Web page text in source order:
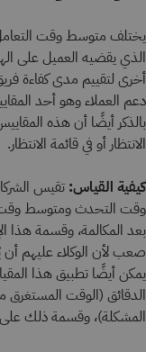
يختلف متوسط وقت
الذي يقضيه العميل على
أخرى لتقييم مدى كفاءة
دعم العملاء وهو أحد
بالذكر أيضًا أن هذه
الانتظار أو في قائمة الانتظار.
كيفية القياس: تقيس
وقت التحدث ومتوسط وقت
بعد المكالمة، وقسمة هذا
صعب لأن الوكلاء عليهم أن
يمكن أيضًا تطبيق هذا
الدقائق (الوقت المستغرق
المشكلة)، وقسمة ذلك على